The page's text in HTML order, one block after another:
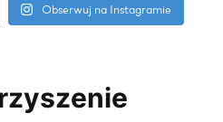
Obserwuj na Instagramie